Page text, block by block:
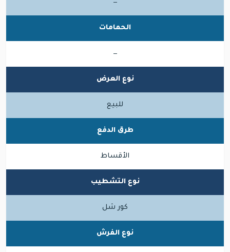
—
الحمامات
—
نوع العرض
للبيع
طرق الدفع
الأقساط
نوع التشطيب
كور شل
نوع الفرش